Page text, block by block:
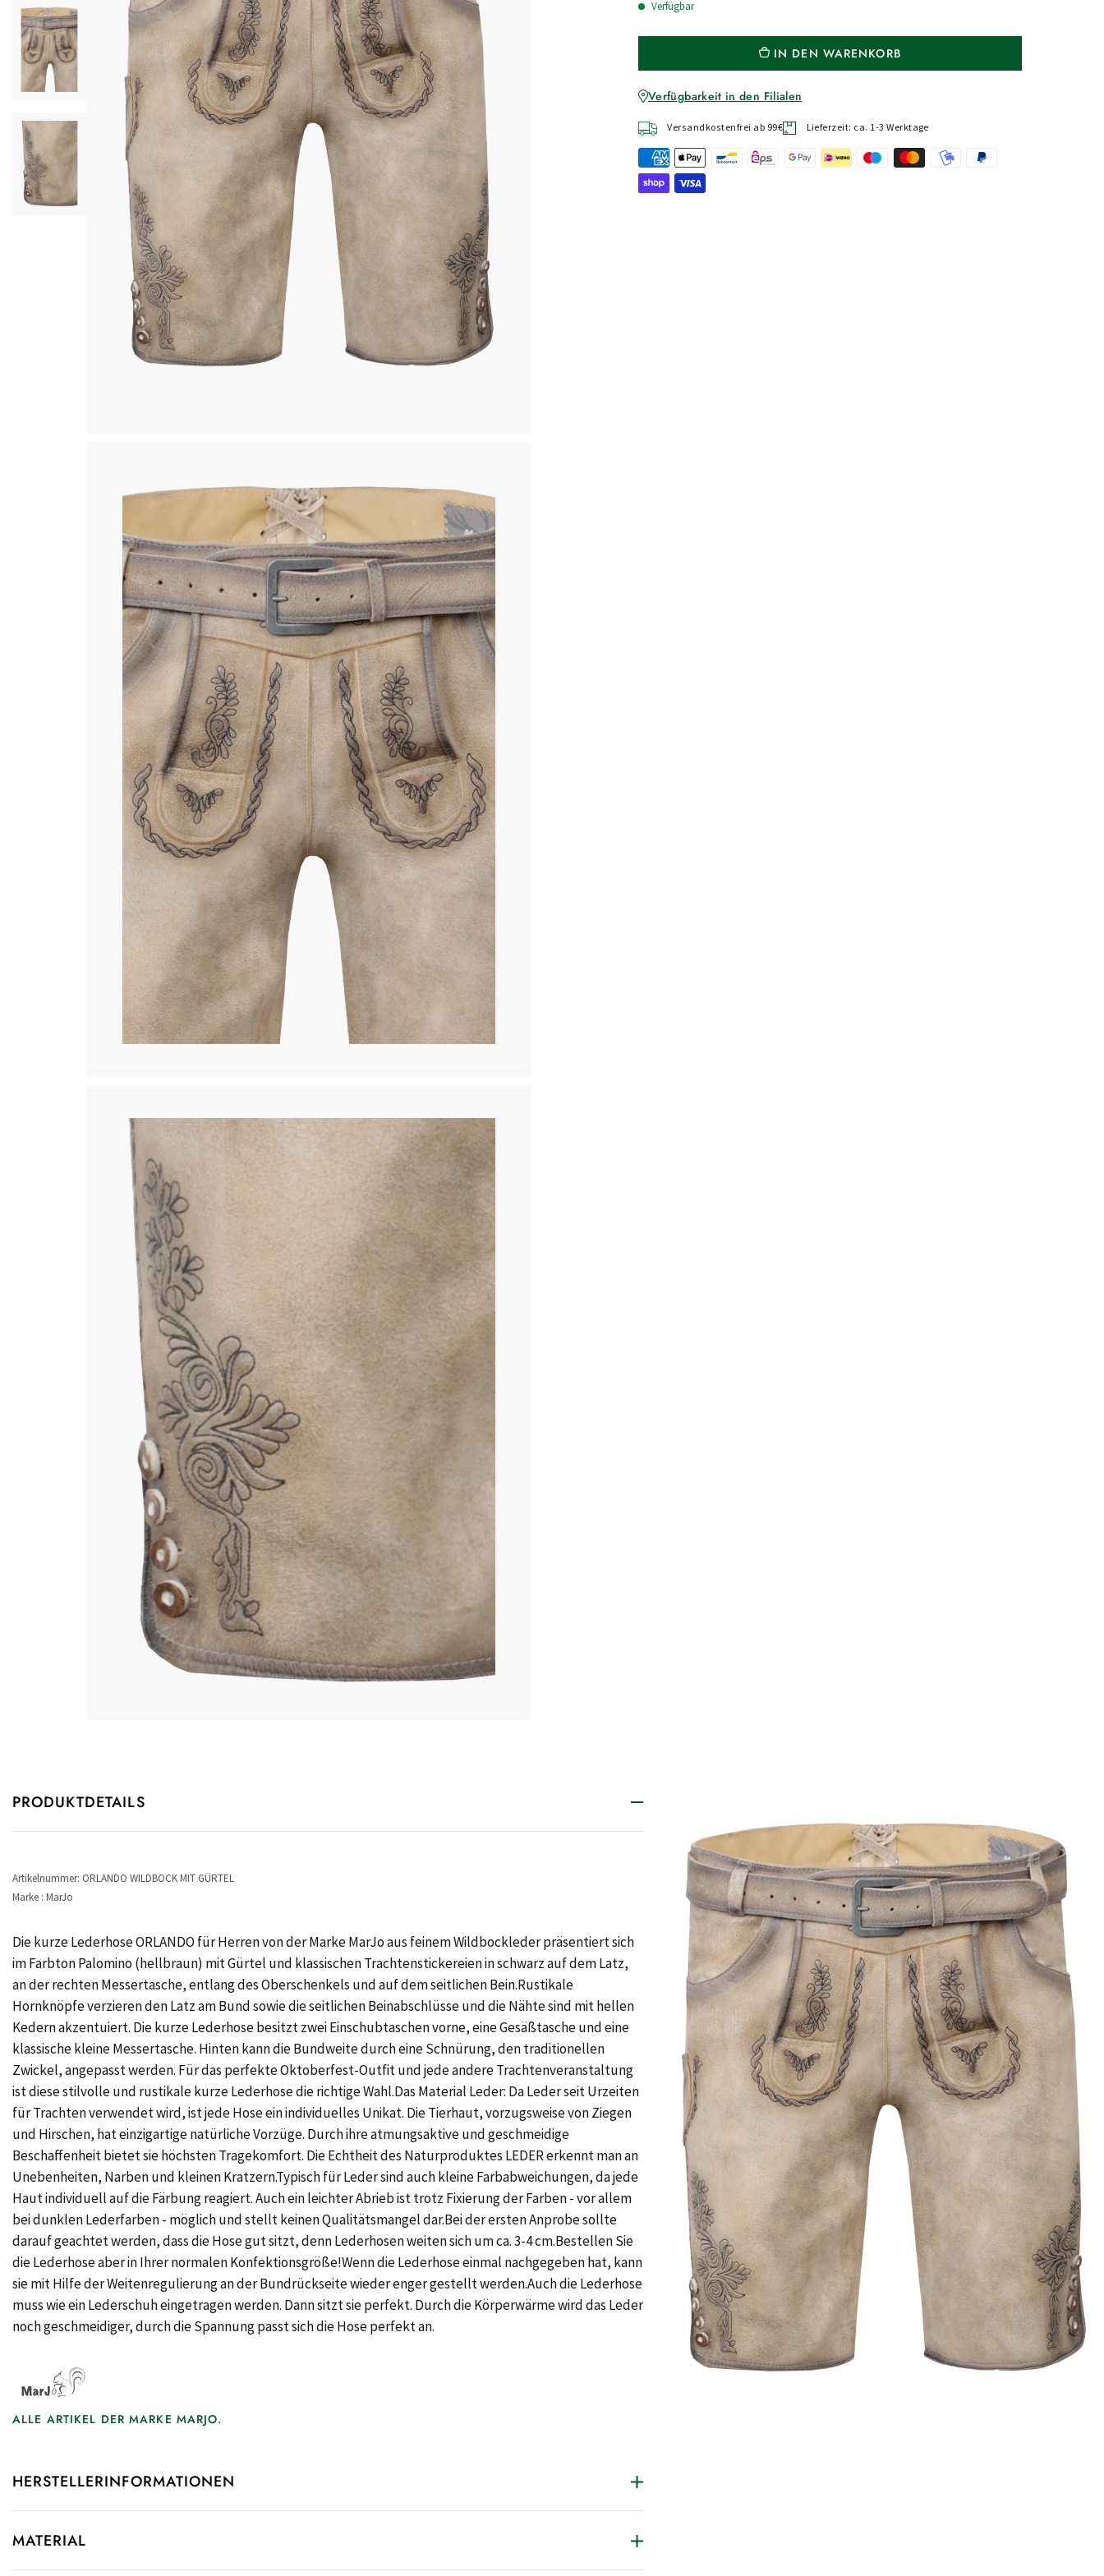
Verfügbar
IN DEN WARENKORB
Verfügbarkeit in den Filialen
Versandkostenfrei ab 99€ Lieferzeit: ca. 1-3 Werktage
PRODUKTDETAILS
Artikelnummer: ORLANDO WILDBOCK MIT GÜRTEL
Marke : MarJo
Die kurze Lederhose ORLANDO für Herren von der Marke MarJo aus feinem Wildbockleder präsentiert sich
im Farbton Palomino (hellbraun) mit Gürtel und klassischen Trachtenstickereien in schwarz auf dem Latz,
an der rechten Messertasche, entlang des Oberschenkels und auf dem seitlichen Bein.Rustikale
Hornknöpfe verzieren den Latz am Bund sowie die seitlichen Beinabschlüsse und die Nähte sind mit hellen
Kedern akzentuiert. Die kurze Lederhose besitzt zwei Einschubtaschen vorne, eine Gesäßtasche und eine
klassische kleine Messertasche. Hinten kann die Bundweite durch eine Schnürung, den traditionellen
Zwickel, angepasst werden. Für das perfekte Oktoberfest-Outfit und jede andere Trachtenveranstaltung
ist diese stilvolle und rustikale kurze Lederhose die richtige Wahl.Das Material Leder: Da Leder seit Urzeiten
für Trachten verwendet wird, ist jede Hose ein individuelles Unikat. Die Tierhaut, vorzugsweise von Ziegen
und Hirschen, hat einzigartige natürliche Vorzüge. Durch ihre atmungsaktive und geschmeidige
Beschaffenheit bietet sie höchsten Tragekomfort. Die Echtheit des Naturproduktes LEDER erkennt man an
Unebenheiten, Narben und kleinen Kratzern.Typisch für Leder sind auch kleine Farbabweichungen, da jede
Haut individuell auf die Färbung reagiert. Auch ein leichter Abrieb ist trotz Fixierung der Farben - vor allem
bei dunklen Lederfarben - möglich und stellt keinen Qualitätsmangel dar.Bei der ersten Anprobe sollte
darauf geachtet werden, dass die Hose gut sitzt, denn Lederhosen weiten sich um ca. 3-4 cm.Bestellen Sie
die Lederhose aber in Ihrer normalen Konfektionsgröße!Wenn die Lederhose einmal nachgegeben hat, kann
sie mit Hilfe der Weitenregulierung an der Bundrückseite wieder enger gestellt werden.Auch die Lederhose
muss wie ein Lederschuh eingetragen werden. Dann sitzt sie perfekt. Durch die Körperwärme wird das Leder
noch geschmeidiger, durch die Spannung passt sich die Hose perfekt an.
ALLE ARTIKEL DER MARKE MARJO.
HERSTELLERINFORMATIONEN
MATERIAL